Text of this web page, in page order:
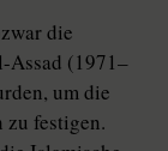
die
Assad (1971–
um die
zu festigen.